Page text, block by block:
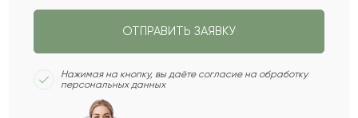
Роман
ОТПРАВИТЬ ЗАЯВКУ
Нажимая на кнопку, вы даёте согласие на обработку
персональных данных